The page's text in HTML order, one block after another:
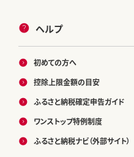
ヘルプ
初めての方へ
控除上限金額の目安
ふるさと納税確定申告ガイド
ワンストップ特例制度
ふるさと納税ナビ（外部サイト）